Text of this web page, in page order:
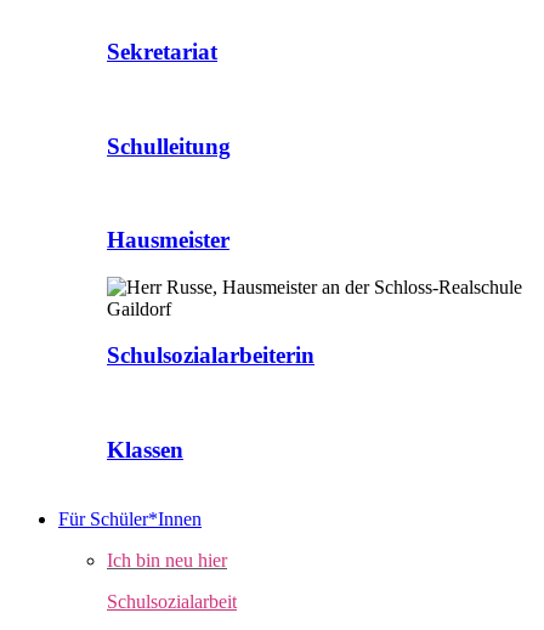
Sekretariat
Schulleitung
Hausmeister
Schulsozialarbeiterin
Klassen
Für Schüler*Innen
Ich bin neu hier
Schulsozialarbeit